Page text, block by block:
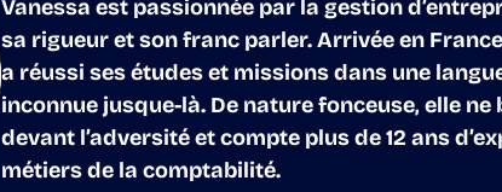
Vanessa est passionnée par la gestion
sa rigueur et son franc parler. Arrivée en France
a réussi ses études et missions dans une
inconnue jusque-là. De nature fonceuse, elle ne
devant l’adversité et compte plus de 12 ans
métiers de la comptabilité.